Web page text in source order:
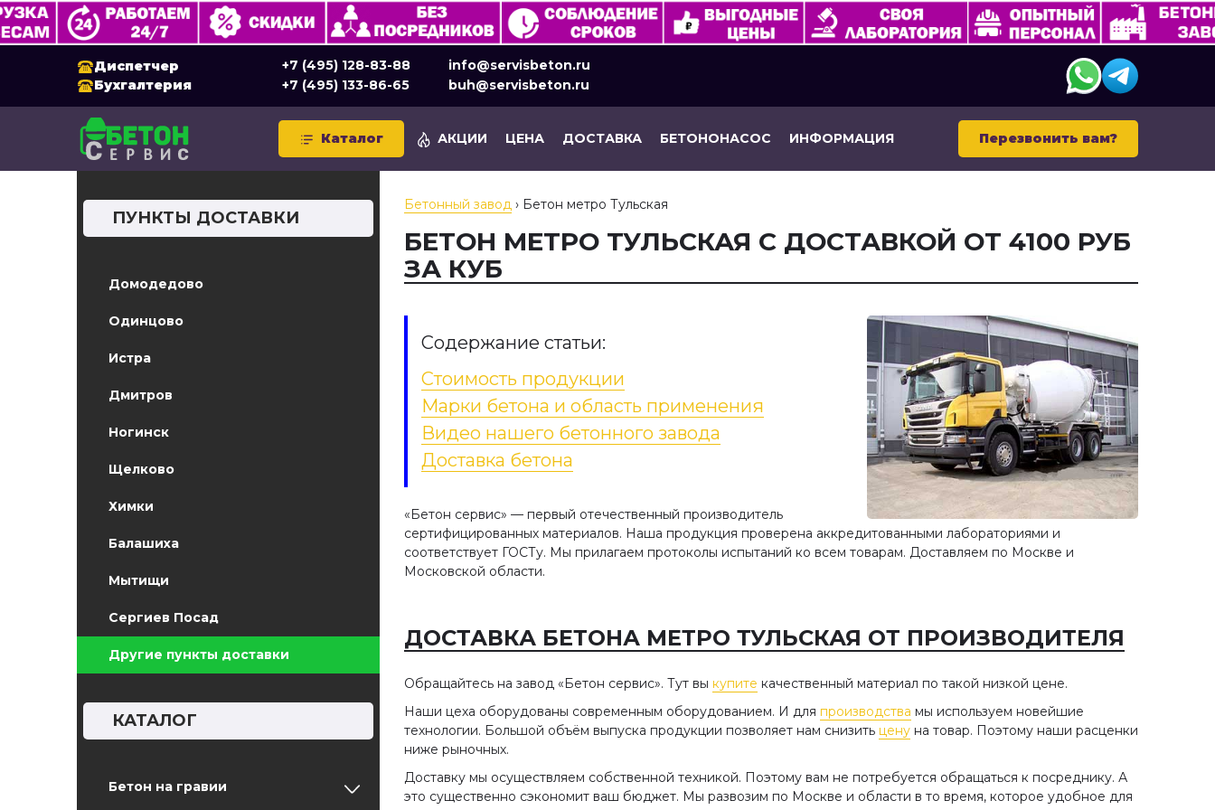
Диспетчер
Бухгалтерия
+7 (495) 128-83-88
+7 (495) 133-86-65
info@servisbeton.ru
buh@servisbeton.ru
Каталог АКЦИИ ЦЕНА ДОСТАВКА БЕТОНОНАСОС ИНФОРМАЦИЯ Перезвонить вам?
ПУНКТЫ ДОСТАВКИ
Домодедово
Одинцово
Истра
Дмитров
Ногинск
Щелково
Химки
Балашиха
Мытищи
Сергиев Посад
Другие пункты доставки
КАТАЛОГ
Бетон на гравии
Бетонный завод › Бетон метро Тульская
БЕТОН МЕТРО ТУЛЬСКАЯ С ДОСТАВКОЙ ОТ 4100 РУБ
ЗА КУБ
Содержание статьи:
Стоимость продукции
Марки бетона и область применения
Видео нашего бетонного завода
Доставка бетона
«Бетон сервис» — первый отечественный производитель
сертифицированных материалов. Наша продукция проверена аккредитованными лабораториями и
соответствует ГОСТу. Мы прилагаем протоколы испытаний ко всем товарам. Доставляем по Москве и
Московской области.
ДОСТАВКА БЕТОНА МЕТРО ТУЛЬСКАЯ ОТ ПРОИЗВОДИТЕЛЯ
Обращайтесь на завод «Бетон сервис». Тут вы купите качественный материал по такой низкой цене.
Наши цеха оборудованы современным оборудованием. И для производства мы используем новейшие
технологии. Большой объём выпуска продукции позволяет нам снизить цену на товар. Поэтому наши расценки
ниже рыночных.
Доставку мы осуществляем собственной техникой. Поэтому вам не потребуется обращаться к посреднику. А
это существенно сэкономит ваш бюджет. Мы развозим по Москве и области в то время, которое удобное для